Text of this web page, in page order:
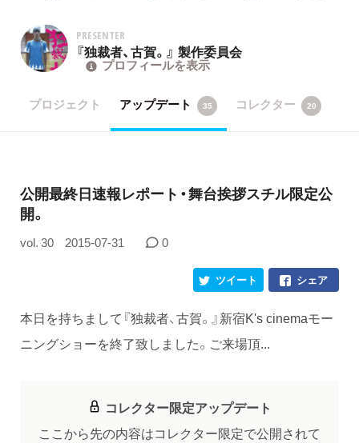
PRESENTER
『独裁者、古賀。』 製作委員会
プロフィールを表示
プロジェクト アップデート 35 コレクター 20
公開最終日速報レポート・舞台挨拶スチル限定公
開。
vol. 30 2015-07-31 0
シェア
ツイート
本日を持ちまして『独裁者、古賀。』新宿K's cinemaモー
ニングショーを終了致しました。ご来場頂...
コレクター限定アップデート
ここから先の内容はコレクター限定で公開されて